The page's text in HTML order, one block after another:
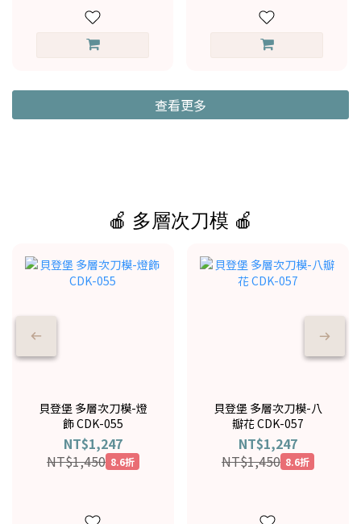
查看更多
🍎 多層次刀模 🍎
貝登堡 多層次刀模-燈
飾 CDK-055
NT$1,247
NT$1,450 8.6折
貝登堡 多層次刀模-八
瓣花 CDK-057
NT$1,247
NT$1,450 8.6折